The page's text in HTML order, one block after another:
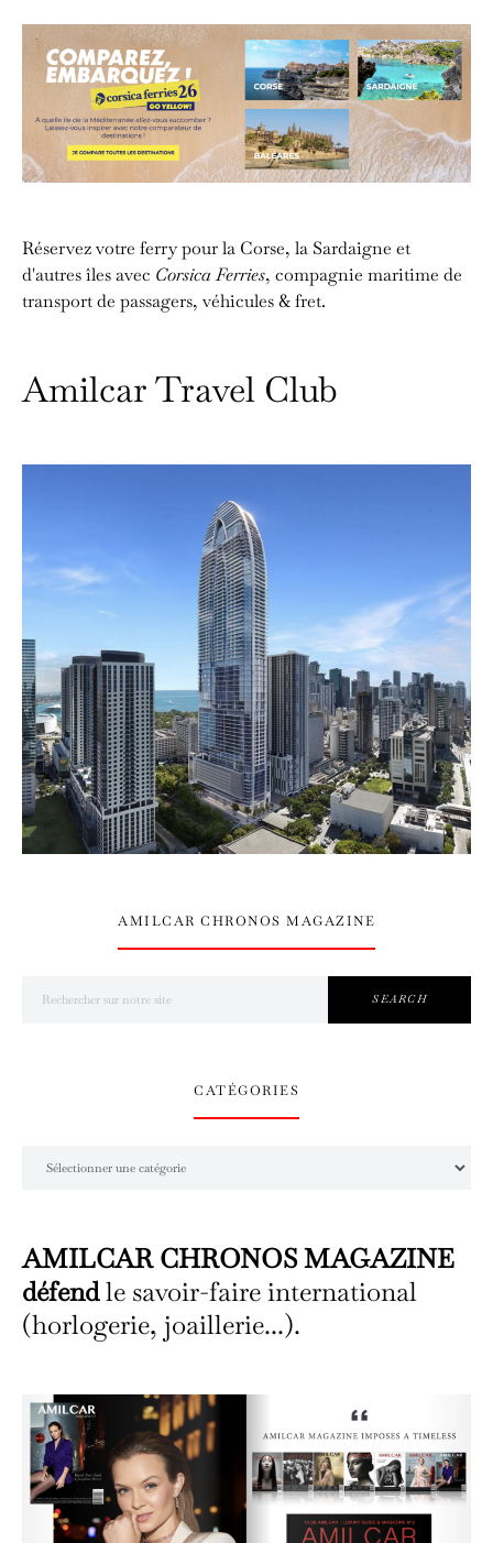
Réservez votre ferry pour la Corse, la Sardaigne et
d'autres îles avec Corsica Ferries, compagnie maritime de
transport de passagers, véhicules & fret.
Amilcar Travel Club
AMILCAR CHRONOS MAGAZINE
SEARCH
CATÉGORIES
AMILCAR CHRONOS MAGAZINE
défendle savoir-faire international
(horlogerie, joaillerie...).